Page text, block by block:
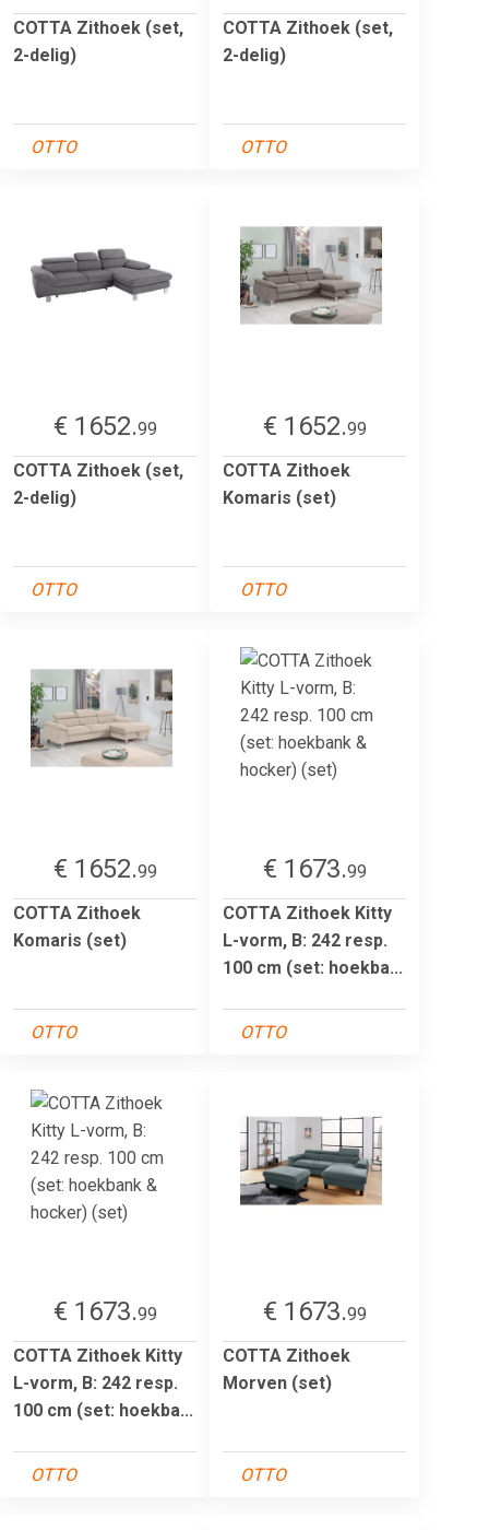
COTTA Zithoek (set,
2-delig)
OTTO
COTTA Zithoek (set,
2-delig)
OTTO
€ 1652.99
COTTA Zithoek (set,
2-delig)
OTTO
€ 1652.99
COTTA Zithoek
Komaris (set)
OTTO
€ 1652.99
COTTA Zithoek
Komaris (set)
OTTO
€ 1673.99
COTTA Zithoek Kitty
L-vorm, B: 242 resp.
100 cm (set: hoekba...
OTTO
€ 1673.99
COTTA Zithoek Kitty
L-vorm, B: 242 resp.
100 cm (set: hoekba...
OTTO
€ 1673.99
COTTA Zithoek
Morven (set)
OTTO